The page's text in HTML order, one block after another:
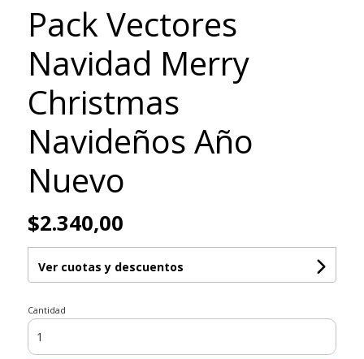
Pack Vectores
Navidad Merry
Christmas
Navideños Año
Nuevo
$2.340,00
Ver cuotas y descuentos
Cantidad